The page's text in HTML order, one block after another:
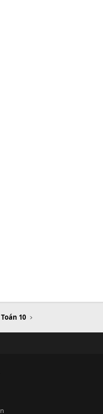
10